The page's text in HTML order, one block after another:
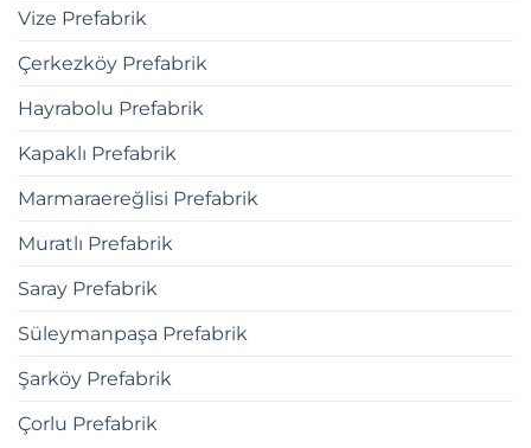
Vize Prefabrik
Çerkezköy Prefabrik
Hayrabolu Prefabrik
Kapaklı Prefabrik
Marmaraereğlisi Prefabrik
Muratlı Prefabrik
Saray Prefabrik
Süleymanpaşa Prefabrik
Şarköy Prefabrik
Çorlu Prefabrik